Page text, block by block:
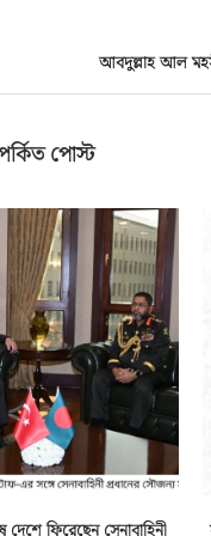
আবদুল্লাহ আল
পোস্ট